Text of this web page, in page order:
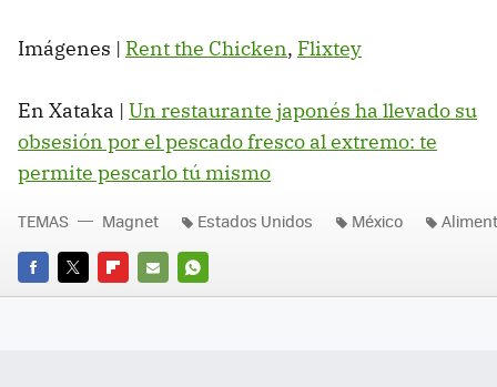
Imágenes | Rent the Chicken, Flixtey
En Xataka | Un restaurante japonés ha llevado su
obsesión por el pescado fresco al extremo: te
permite pescarlo tú mismo
FACEBOOK
TWITTERFLIPBOARD
E-
WHATSAPP
TEMAS Magnet Estados Unidos México